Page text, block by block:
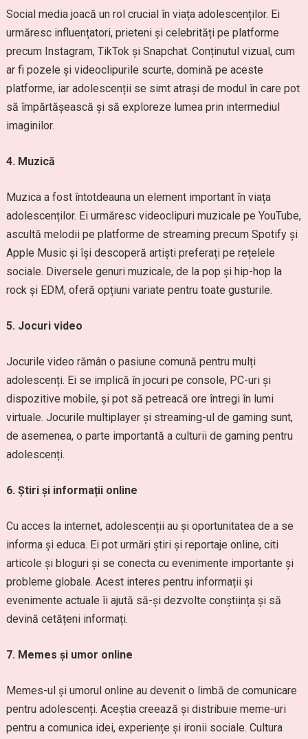
Social media joacă un rol crucial în viața adolescenților. Ei
urmăresc influențatori, prieteni și celebrități pe platforme
precum Instagram, TikTok și Snapchat. Conținutul vizual, cum
ar fi pozele și videoclipurile scurte, domină pe aceste
platforme, iar adolescenții se simt atrași de modul în care pot
să împărtășească și să exploreze lumea prin intermediul
imaginilor.
4. Muzică
Muzica a fost întotdeauna un element important în viața
adolescenților. Ei urmăresc videoclipuri muzicale pe YouTube,
ascultă melodii pe platforme de streaming precum Spotify și
Apple Music și își descoperă artiști preferați pe rețelele
sociale. Diversele genuri muzicale, de la pop și hip-hop la
rock și EDM, oferă opțiuni variate pentru toate gusturile.
5. Jocuri video
Jocurile video rămân o pasiune comună pentru mulți
adolescenți. Ei se implică în jocuri pe console, PC-uri și
dispozitive mobile, și pot să petreacă ore întregi în lumi
virtuale. Jocurile multiplayer și streaming-ul de gaming sunt,
de asemenea, o parte importantă a culturii de gaming pentru
adolescenți.
6. Știri și informații online
Cu acces la internet, adolescenții au și oportunitatea de a se
informa și educa. Ei pot urmări știri și reportaje online, citi
articole și bloguri și se conecta cu evenimente importante și
probleme globale. Acest interes pentru informații și
evenimente actuale îi ajută să-și dezvolte conștiința și să
devină cetățeni informați.
7. Memes și umor online
Memes-ul și umorul online au devenit o limbă de comunicare
pentru adolescenți. Aceștia creează și distribuie meme-uri
pentru a comunica idei, experiențe și ironii sociale. Cultura